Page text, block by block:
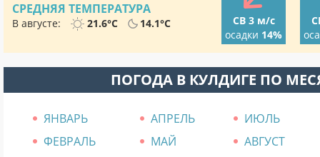
СРЕДНЯЯ ТЕМПЕРАТУРА
В августе: 21.6°C 14.1°C
СВ 3 м/с
осадки 14%
ПОГОДА В КУЛДИГЕ ПО
ЯНВАРЬ АПРЕЛЬ
ИЮЛЬ
ФЕВРАЛЬ
МАЙ
АВГУСТ